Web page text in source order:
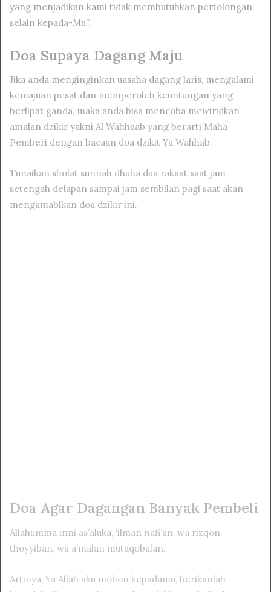
yang menjadikan kami tidak membutuhkan pertolongan
selain kepada-Mu”.
Doa Supaya Dagang Maju
Jika anda menginginkan uasaha dagang laris, mengalami
kemajuan pesat dan memperoleh keuntungan yang
berlipat ganda, maka anda bisa mencoba mewiridkan
amalan dzikir yakni Al Wahhaab yang berarti Maha
Pemberi dengan bacaan doa dzikit Ya Wahhab.
Tunaikan sholat sunnah dhuha dua rakaat saat jam
setengah delapan sampai jam sembilan pagi saat akan
mengamablkan doa dzikir ini.
Doa Agar Dagangan Banyak Pembeli
Allahumma inni as’aluka, ‘ilman nafi’an, wa rizqon
thoyyiban, wa a’malan mutaqobalan.
Artinya, Ya Allah aku mohon kepadamu, berikanlah